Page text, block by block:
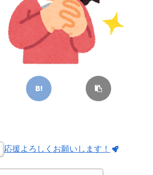
応援よろしくお願いします！